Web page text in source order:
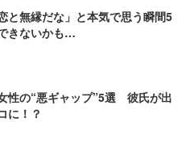
と無縁だな」と本気で思う瞬間5
きないかも…
性の“悪ギャップ”5選 彼氏が出
に！？